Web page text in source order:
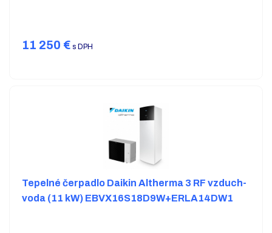
11 250 € s DPH
Tepelné čerpadlo Daikin Altherma 3 RF vzduch-
voda (11 kW) EBVX16S18D9W+ERLA14DW1